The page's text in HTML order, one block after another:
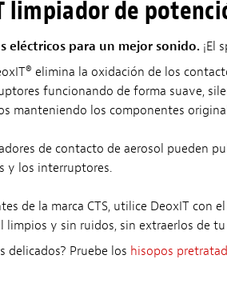
limpiador de
eléctricos para un mejor sonido.¡El
elimina la oxidación de los
funcionando de forma suave,
manteniendo los componentes
de contacto de aerosol pueden
y los interruptores.
de la marca CTS, utilice DeoxIT con el
limpios y sin ruidos, sin extraerlos de
delicados? Pruebe los hisopos